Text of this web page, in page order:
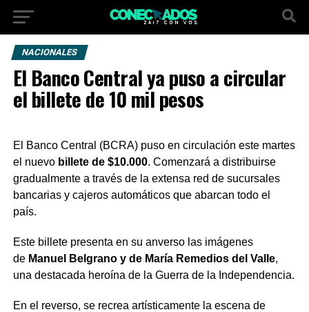
NACIONALES
El Banco Central ya puso a circular
el billete de 10 mil pesos
El Banco Central (BCRA) puso en circulación este martes
el nuevo billete de $10.000. Comenzará a distribuirse
gradualmente a través de la extensa red de sucursales
bancarias y cajeros automáticos que abarcan todo el
país.
Este billete presenta en su anverso las imágenes
de Manuel Belgrano y de María Remedios del Valle,
una destacada heroína de la Guerra de la Independencia.
En el reverso, se recrea artísticamente la escena de